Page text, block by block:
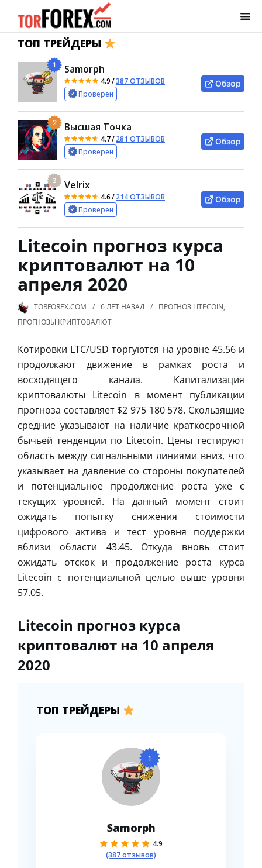
ТОП ТРЕЙДЕРЫ
1 Samorph
4.9/387 ОТЗЫВОВ
Проверен
Обзор
2 Высшая Точка
4.7/281 ОТЗЫВОВ
Проверен
Обзор
3 Velrix
4.6/214 ОТЗЫВОВ
Проверен
Обзор
Litecoin прогноз курса
криптовалют на 10
апреля 2020
TORFOREX.COM 6 ЛЕТ НАЗАД ПРОГНОЗ LITECOIN,
ПРОГНОЗЫ КРИПТОВАЛЮТ
Котировки LTC/USD торгуются на уровне 45.56 и
продолжают движение в рамках роста и
восходящего канала. Капитализация
криптовалюты Litecoin в момент публикации
прогноза составляет $2 975 180 578. Скользящие
средние указывают на наличие краткосрочной
бычьей тенденции по Litecoin. Цены тестируют
область между сигнальными линиями вниз, что
указывает на давление со стороны покупателей
и потенциальное продолжение роста уже с
текущих уровней. На данный момент стоит
ожидать попытку снижения стоимости
цифрового актива и тест уровня поддержки
вблизи области 43.45. Откуда вновь стоит
ожидать отскок и продолжение роста курса
Litecoin с потенциальной целью выше уровня
57.05.
Litecoin прогноз курса
криптовалют на 10 апреля
2020
ТОП ТРЕЙДЕРЫ
1
Samorph
4.9
(387 отзывов)